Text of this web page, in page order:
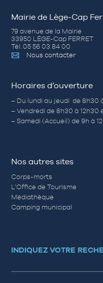
Mairie de Lège-Cap
79 avenue de la Mairie
33950 LÈGE-Cap FERRET
Tél. 05 56 03 84 00
Nous contacter
Horaires d’ouverture
– Du lundi au jeudi de 8h30
– Vendredi de 8h30 à 12h30
– Samedi (Accueil) de 9h à
Nos autres sites
Corps-morts
L’Office de Tourisme
Médiathèque
Camping municipal
INDIQUEZ VOTRE